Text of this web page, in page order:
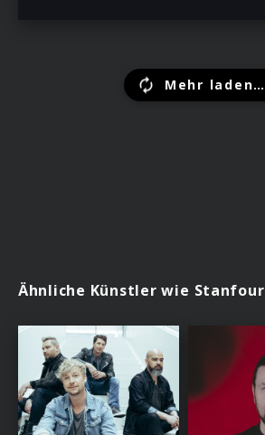
Mehr laden…
Ähnliche Künstler wie Stanfour